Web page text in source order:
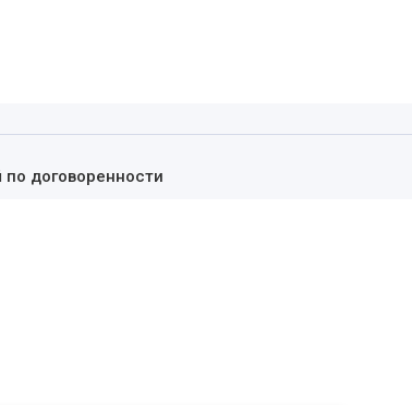
по договоренности